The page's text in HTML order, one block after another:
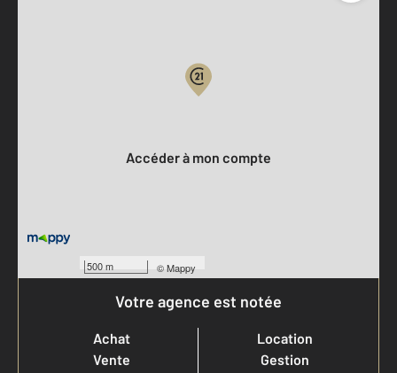
500 m ©Mappy
Accéder à mon compte
Votre agence est notée
Achat
Vente
Location
Gestion